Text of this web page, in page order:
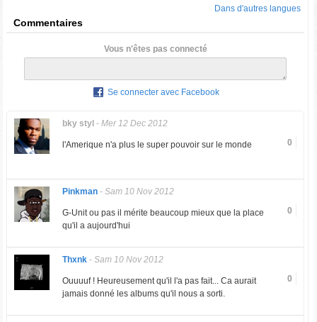
Dans d'autres langues
Commentaires
Vous n'êtes pas connecté
Se connecter avec Facebook
bky styl - Mer 12 Dec 2012
0
l'Amerique n'a plus le super pouvoir sur le monde
Pinkman- Sam 10 Nov 2012
0
G-Unit ou pas il mérite beaucoup mieux que la place
qu'il a aujourd'hui
Thxnk- Sam 10 Nov 2012
0
Ouuuuf ! Heureusement qu'il l'a pas fait... Ca aurait
jamais donné les albums qu'il nous a sorti.